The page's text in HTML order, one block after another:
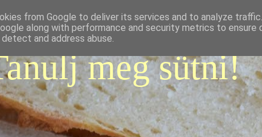
meg sütni!
from Google to deliver its services and to analyze
along with performance and security metrics to ensure
and address abuse.